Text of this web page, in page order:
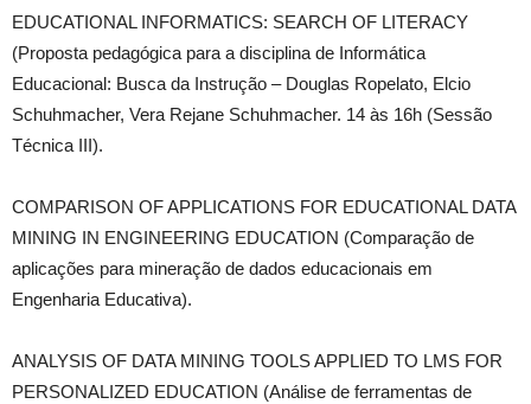
EDUCATIONAL INFORMATICS: SEARCH OF LITERACY
(Proposta pedagógica para a disciplina de Informática
Educacional: Busca da Instrução – Douglas Ropelato, Elcio
Schuhmacher, Vera Rejane Schuhmacher. 14 às 16h (Sessão
Técnica III).
COMPARISON OF APPLICATIONS FOR EDUCATIONAL DATA
MINING IN ENGINEERING EDUCATION (Comparação de
aplicações para mineração de dados educacionais em
Engenharia Educativa).
ANALYSIS OF DATA MINING TOOLS APPLIED TO LMS FOR
PERSONALIZED EDUCATION (Análise de ferramentas de